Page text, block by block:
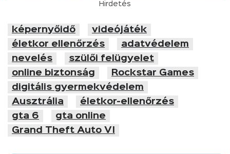
Hirdetés
képernyőidő
videójáték
életkor ellenőrzés
adatvédelem
nevelés
szülői felügyelet
online biztonság
Rockstar Games
digitális gyermekvédelem
Ausztrália
életkor-ellenőrzés
gta 6
gta online
Grand Theft Auto VI